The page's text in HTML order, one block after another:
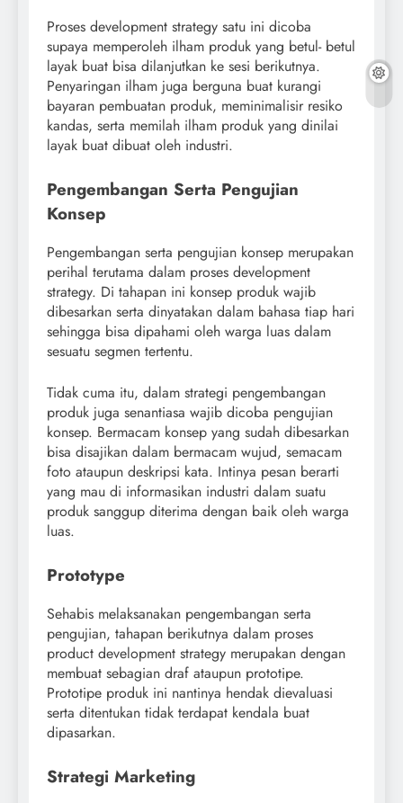
Proses development strategy satu ini dicoba
supaya memperoleh ilham produk yang betul- betul
layak buat bisa dilanjutkan ke sesi berikutnya.
Penyaringan ilham juga berguna buat kurangi
bayaran pembuatan produk, meminimalisir resiko
kandas, serta memilah ilham produk yang dinilai
layak buat dibuat oleh industri.
Pengembangan Serta Pengujian
Konsep
Pengembangan serta pengujian konsep merupakan
perihal terutama dalam proses development
strategy. Di tahapan ini konsep produk wajib
dibesarkan serta dinyatakan dalam bahasa tiap hari
sehingga bisa dipahami oleh warga luas dalam
sesuatu segmen tertentu.
Tidak cuma itu, dalam strategi pengembangan
produk juga senantiasa wajib dicoba pengujian
konsep. Bermacam konsep yang sudah dibesarkan
bisa disajikan dalam bermacam wujud, semacam
foto ataupun deskripsi kata. Intinya pesan berarti
yang mau di informasikan industri dalam suatu
produk sanggup diterima dengan baik oleh warga
luas.
Prototype
Sehabis melaksanakan pengembangan serta
pengujian, tahapan berikutnya dalam proses
product development strategy merupakan dengan
membuat sebagian draf ataupun prototipe.
Prototipe produk ini nantinya hendak dievaluasi
serta ditentukan tidak terdapat kendala buat
dipasarkan.
Strategi Marketing